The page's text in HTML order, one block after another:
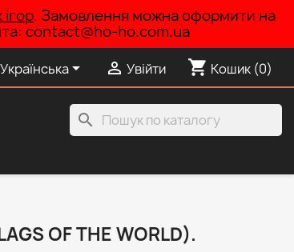
. Замовлення можна оформити на
contact@ho-ho.com.ua
Українська  Увійти shopping_cart Кошик (0)
search
OF THE WORLD).